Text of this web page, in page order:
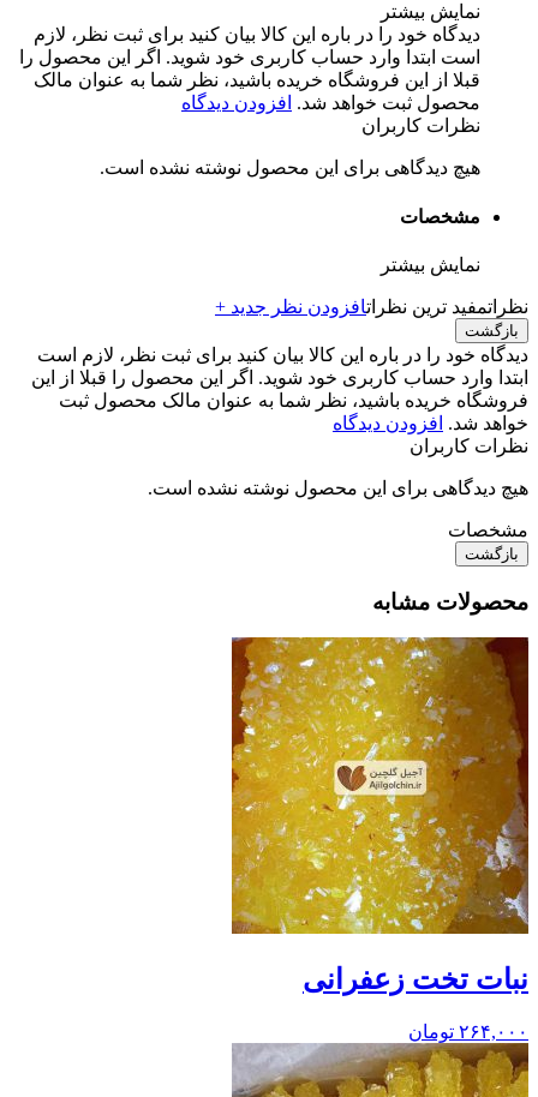
نمایش بیشتر
دیدگاه خود را در باره این کالا بیان کنید برای ثبت نظر، لازم
است ابتدا وارد حساب کاربری خود شوید. اگر این محصول را
قبلا از این فروشگاه خریده باشید، نظر شما به عنوان مالک
محصول ثبت خواهد شد. افزودن دیدگاه
نظرات کاربران
هیچ دیدگاهی برای این محصول نوشته نشده است.
مشخصات
نمایش بیشتر
نظراتمفید ترین نظراتافزودن نظر جدید +
بازگشت
دیدگاه خود را در باره این کالا بیان کنید برای ثبت نظر، لازم است
ابتدا وارد حساب کاربری خود شوید. اگر این محصول را قبلا از این
فروشگاه خریده باشید، نظر شما به عنوان مالک محصول ثبت
خواهد شد. افزودن دیدگاه
نظرات کاربران
هیچ دیدگاهی برای این محصول نوشته نشده است.
مشخصات
بازگشت
محصولات مشابه
نبات تخت زعفرانی
۲۶۴,۰۰۰ تومان